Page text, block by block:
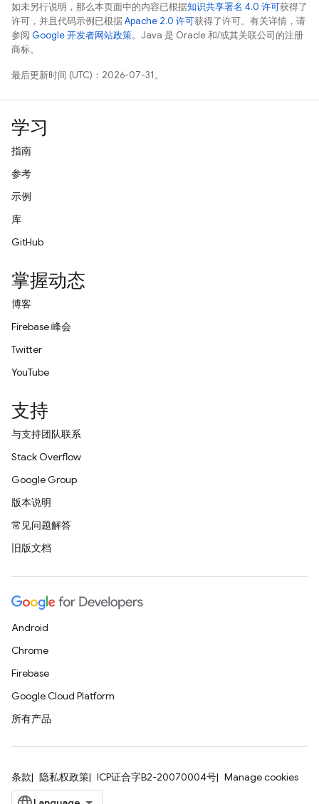
如未另行说明，那么本页面中的内容已根据知识共享署名 4.0 许可获得了
许可，并且代码示例已根据Apache 2.0 许可获得了许可。有关详情，请
参阅 Google 开发者网站政策。Java 是 Oracle 和/或其关联公司的注册
商标。
最后更新时间 (UTC)：2026-07-31。
学习
指南
参考
示例
库
GitHub
掌握动态
博客
Firebase 峰会
Twitter
YouTube
支持
与支持团队联系
Stack Overflow
Google Group
版本说明
常见问题解答
旧版文档
Android
Chrome
Firebase
Google Cloud Platform
所有产品
条款 隐私权政策 ICP证合字B2-20070004号 Manage cookies